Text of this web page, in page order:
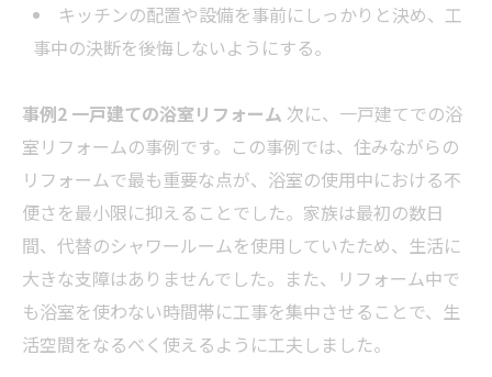
キッチンの配置や設備を事前にしっかりと決め、工
事中の決断を後悔しないようにする。
事例2 一戸建ての浴室リフォーム 次に、一戸建てでの浴
室リフォームの事例です。この事例では、住みながらの
リフォームで最も重要な点が、浴室の使用中における不
便さを最小限に抑えることでした。家族は最初の数日
間、代替のシャワールームを使用していたため、生活に
大きな支障はありませんでした。また、リフォーム中で
も浴室を使わない時間帯に工事を集中させることで、生
活空間をなるべく使えるように工夫しました。